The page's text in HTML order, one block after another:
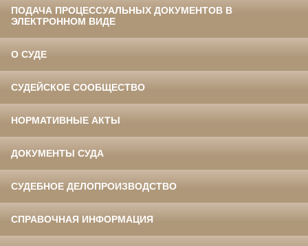
ПОДАЧА ПРОЦЕССУАЛЬНЫХ ДОКУМЕНТОВ В
ЭЛЕКТРОННОМ ВИДЕ
О СУДЕ
СУДЕЙСКОЕ СООБЩЕСТВО
НОРМАТИВНЫЕ АКТЫ
ДОКУМЕНТЫ СУДА
СУДЕБНОЕ ДЕЛОПРОИЗВОДСТВО
СПРАВОЧНАЯ ИНФОРМАЦИЯ